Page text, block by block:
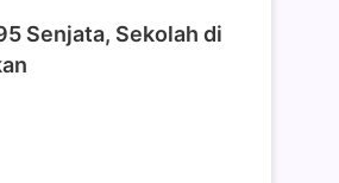
Senjata, Sekolah di